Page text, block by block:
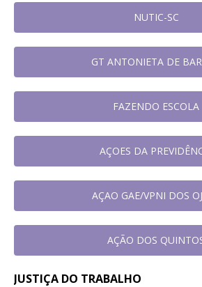
NUTIC-SC
GT ANTONIETA DE
FAZENDO ESCOLA
AÇOES DA
AÇAO GAE/VPNI DOS
AÇÃO DOS
JUSTIÇA DO TRABALHO